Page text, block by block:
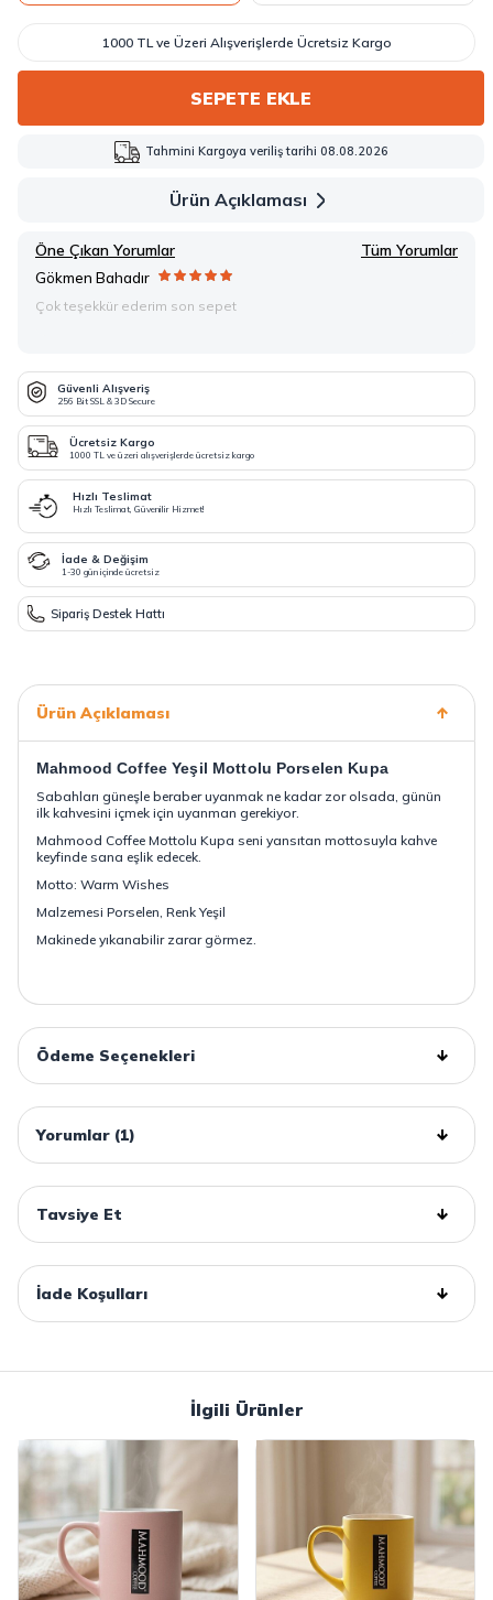
1000 TL ve Üzeri Alışverişlerde Ücretsiz Kargo
SEPETE EKLE
Tahmini Kargoya veriliş tarihi 08.08.2026
Ürün Açıklaması
Öne Çıkan Yorumlar Tüm Yorumlar
Gökmen Bahadır
Çok teşekkür ederim son sepet
Güvenli Alışveriş
256 Bit SSL & 3D Secure
Ücretsiz Kargo
1000 TL ve üzeri alışverişlerde ücretsiz kargo
Hızlı Teslimat
Hızlı Teslimat, Güvenilir Hizmet!
İade & Değişim
1-30 gün içinde ücretsiz
Sipariş Destek Hattı
Ürün Açıklaması
Mahmood CoffeeYeşil Mottolu Porselen Kupa
Sabahları güneşle beraber uyanmak ne kadar zor olsada, günün
ilk kahvesini içmek için uyanman gerekiyor.
Mahmood Coffee Mottolu Kupa seni yansıtan mottosuyla kahve
keyfinde sana eşlik edecek.
Motto: Warm Wishes
Malzemesi Porselen, Renk Yeşil
Makinede yıkanabilir zarar görmez.
Ödeme Seçenekleri
Yorumlar (1)
Tavsiye Et
İade Koşulları
İlgili Ürünler